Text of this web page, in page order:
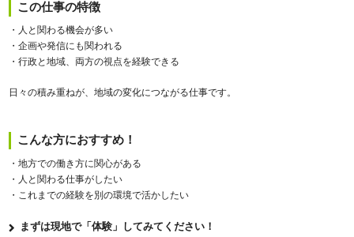
この仕事の特徴
・人と関わる機会が多い
・企画や発信にも関われる
・行政と地域、両方の視点を経験できる
日々の積み重ねが、地域の変化につながる仕事です。
こんな方におすすめ！
・地方での働き方に関心がある
・人と関わる仕事がしたい
・これまでの経験を別の環境で活かしたい
まずは現地で「体験」してみてください！